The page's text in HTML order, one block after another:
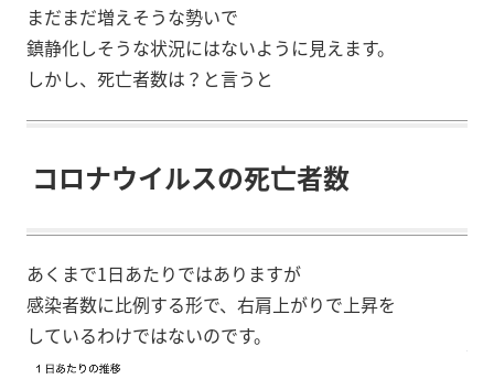
まだまだ増えそうな勢いで
鎮静化しそうな状況にはないように見えます。
しかし、死亡者数は？と言うと
コロナウイルスの死亡者数
あくまで1日あたりではありますが
感染者数に比例する形で、右肩上がりで上昇を
しているわけではないのです。